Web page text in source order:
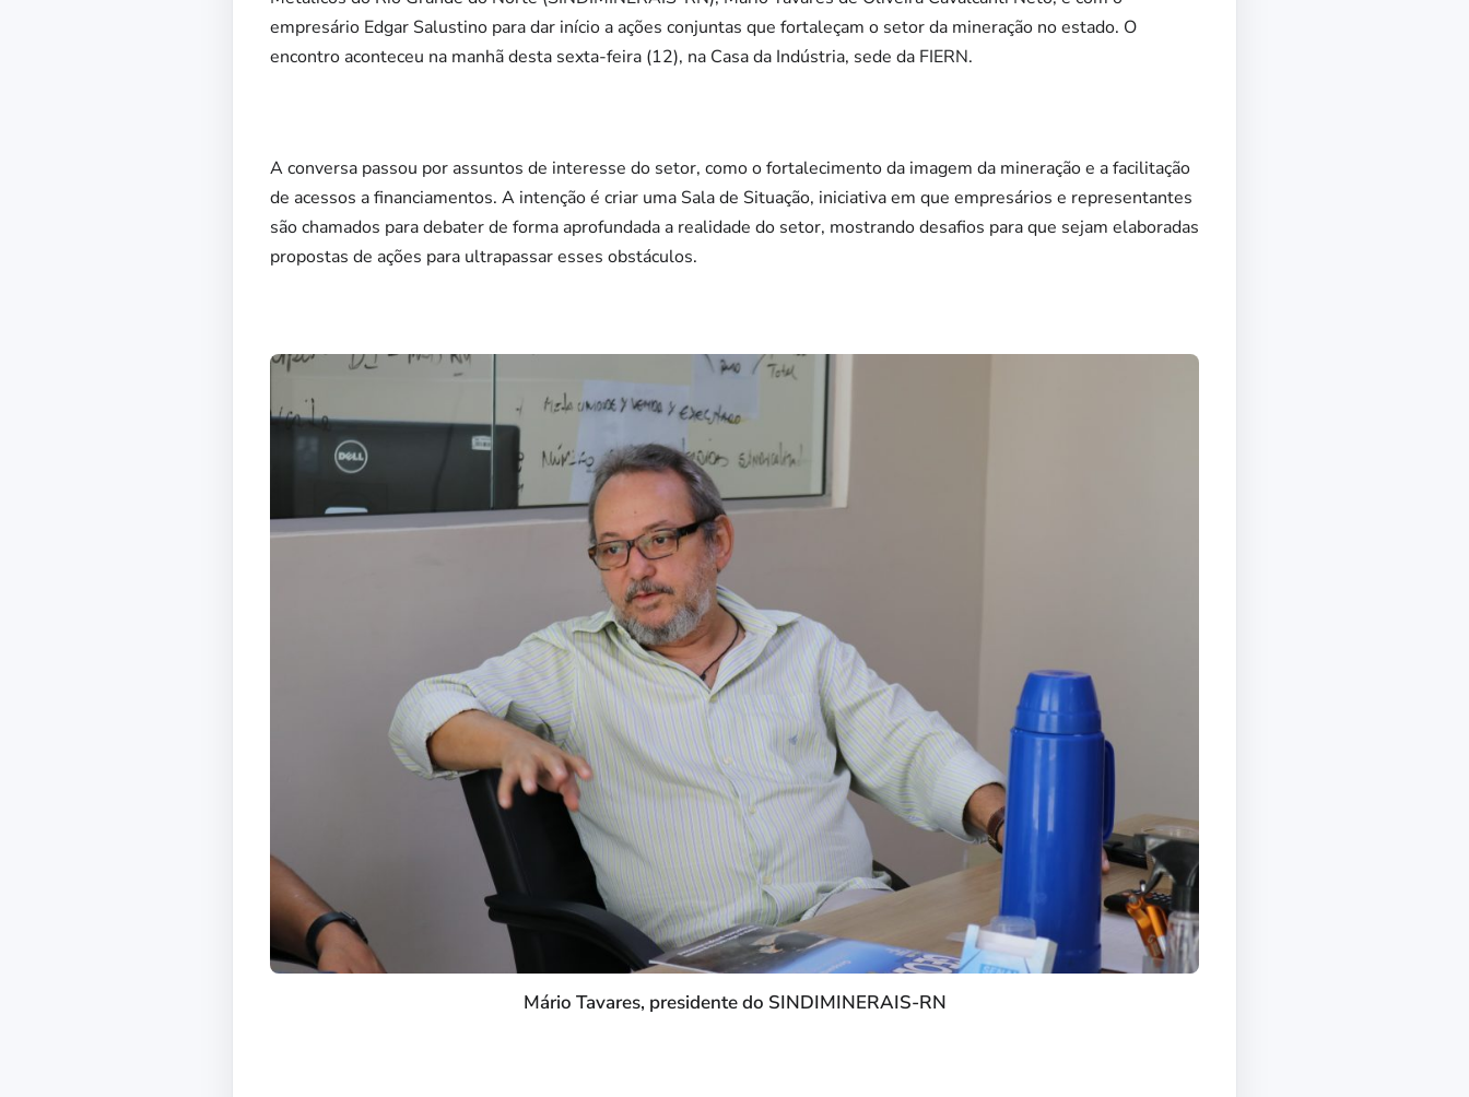
empresário Edgar Salustino para dar início a ações conjuntas que fortaleçam o setor da mineração no estado. O
encontro aconteceu na manhã desta sexta-feira (12), na Casa da Indústria, sede da FIERN.
A conversa passou por assuntos de interesse do setor, como o fortalecimento da imagem da mineração e a facilitação
de acessos a financiamentos. A intenção é criar uma Sala de Situação, iniciativa em que empresários e representantes
são chamados para debater de forma aprofundada a realidade do setor, mostrando desafios para que sejam elaboradas
propostas de ações para ultrapassar esses obstáculos.
Mário Tavares, presidente do SINDIMINERAIS-RN